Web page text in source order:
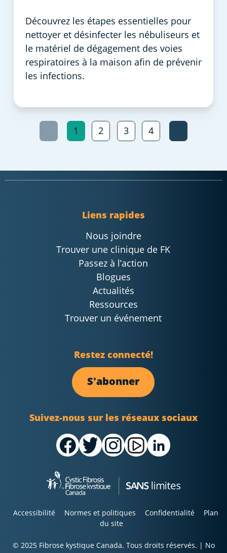
Découvrez les étapes essentielles pour
nettoyer et désinfecter les nébuliseurs et
le matériel de dégagement des voies
respiratoires à la maison afin de prévenir
les infections.
1 2 3 4
Liens rapides
Nous joindre
Trouver une clinique de FK
Passez à l’action
Blogues
Actualités
Ressources
Trouver un événement
Restez connecté!
S'abonner
Suivez-nous sur les réseaux sociaux
Accessibilité Normes et politiques Confidentialité
Plan
du site
© 2025 Fibrose kystique Canada. Tous droits réservés. | No